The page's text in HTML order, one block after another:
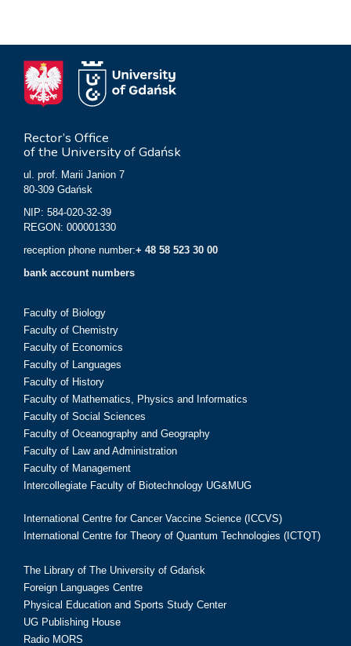
Rector’s Office
of the University of Gdańsk
ul. prof. Marii Janion 7
80-309 Gdańsk
NIP: 584-020-32-39
REGON: 000001330
reception phone number:+ 48 58 523 30 00
bank account numbers
Faculty of Biology
Faculty of Chemistry
Faculty of Economics
Faculty of Languages
Faculty of History
Faculty of Mathematics, Physics and Informatics
Faculty of Social Sciences
Faculty of Oceanography and Geography
Faculty of Law and Administration
Faculty of Management
Intercollegiate Faculty of Biotechnology UG&MUG
International Centre for Cancer Vaccine Science (ICCVS)
International Centre for Theory of Quantum Technologies (ICTQT)
The Library of The University of Gdańsk
Foreign Languages Centre
Physical Education and Sports Study Center
UG Publishing House
Radio MORS